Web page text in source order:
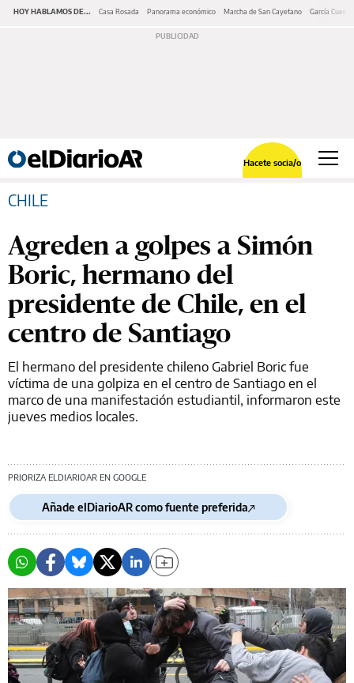
HOY HABLAMOS DE... Casa Rosada Panorama económico Marcha de San Cayetano García Cuerva
Hacete socia/o
CHILE
Agreden a golpes a Simón
Boric, hermano del
presidente de Chile, en el
centro de Santiago
El hermano del presidente chileno Gabriel Boric fue
víctima de una golpiza en el centro de Santiago en el
marco de una manifestación estudiantil, informaron este
jueves medios locales.
PRIORIZA ELDIARIOAR EN GOOGLE
Añade elDiarioAR como fuente preferida